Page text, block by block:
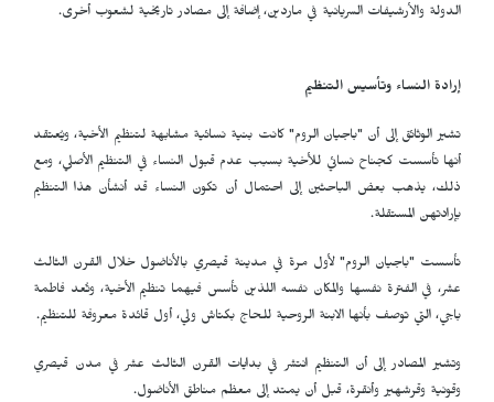
الدولة والأرشيفات السريانية في ماردين، إضافة إلى مصادر تاريخية لشعوب أخرى.
إرادة النساء وتأسيس التنظيم
تشير الوثائق إلى أن "باجيان الروم" كانت بنية نسائية مشابهة لتنظيم الأخية، ويُعتقد
أنها تأسست كجناح نسائي للأخية بسبب عدم قبول النساء في التنظيم الأصلي، ومع
ذلك، يذهب بعض الباحثين إلى احتمال أن تكون النساء قد أنشأن هذا التنظيم
بإرادتهن المستقلة.
تأسست "باجيان الروم" لأول مرة في مدينة قيصري بالأناضول خلال القرن الثالث
عشر، في الفترة نفسها والمكان نفسه اللذين تأسس فيهما تنظيم الأخية، وتُعد فاطمة
باجي، التي توصف بأنها الابنة الروحية للحاج بكتاش ولي، أول قائدة معروفة للتنظيم.
وتشير المصادر إلى أن التنظيم انتشر في بدايات القرن الثالث عشر في مدن قيصري
وقونية وقرشهير وأنقرة، قبل أن يمتد إلى معظم مناطق الأناضول.